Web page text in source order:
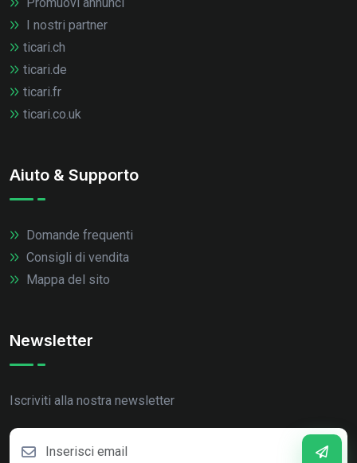
I nostri partner
ticari.ch
ticari.de
ticari.fr
ticari.co.uk
Aiuto & Supporto
Domande frequenti
Consigli di vendita
Mappa del sito
Newsletter
Iscriviti alla nostra newsletter